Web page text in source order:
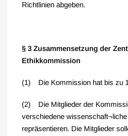
Richtlinien abgeben.
§ 3 Zusammensetzung der
Ethikkommission
(1) Die Kommission hat bis zu
(2) Die Mitglieder der
verschiedene
repräsentieren. Die Mitglieder